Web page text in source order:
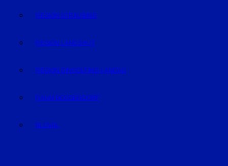
REGION STRAUBING
REGION LANDSHUT
REGION DINGOLFING-LANDAU
RAUM DEGGENDORF
BLUVAL